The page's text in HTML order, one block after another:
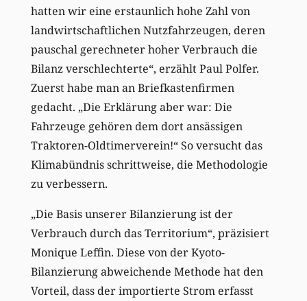
hatten wir eine erstaunlich hohe Zahl von
landwirtschaftlichen Nutzfahrzeugen, deren
pauschal gerechneter hoher Verbrauch die
Bilanz verschlechterte“, erzählt Paul Polfer.
Zuerst habe man an Briefkastenfirmen
gedacht. „Die Erklärung aber war: Die
Fahrzeuge gehören dem dort ansässigen
Traktoren-Oldtimerverein!“ So versucht das
Klimabündnis schrittweise, die Methodologie
zu verbessern.
„Die Basis unserer Bilanzierung ist der
Verbrauch durch das Territorium“, präzisiert
Monique Leffin. Diese von der Kyoto-
Bilanzierung abweichende Methode hat den
Vorteil, dass der importierte Strom erfasst